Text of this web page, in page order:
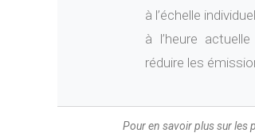
à l’échelle
à l’heure
réduire les
Pour en savoir plus sur les